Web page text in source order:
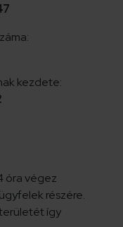
kezdete:
óra végez
részére.
így